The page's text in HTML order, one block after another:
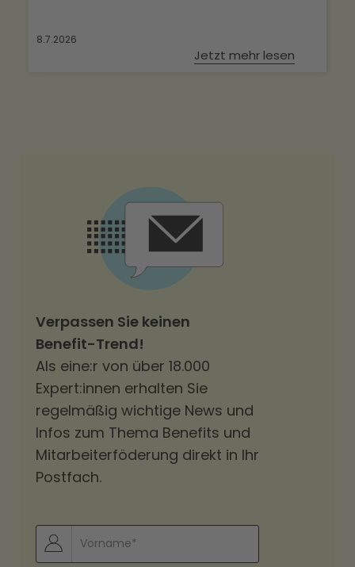
8.7.2026
Jetzt mehr lesen
Verpassen Sie keinen
Benefit-Trend!
Als eine:r von über 18.000
Expert:innen erhalten Sie
regelmäßig wichtige News und
Infos zum Thema Benefits und
Mitarbeiterföderung direkt in Ihr
Postfach.